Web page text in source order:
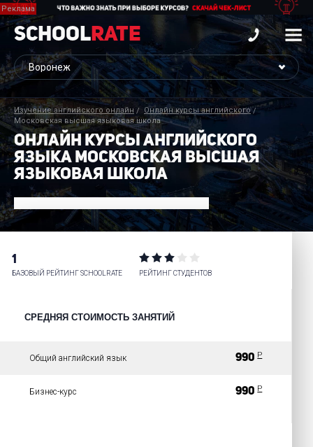
School Rate
Изучение английского онлайн
Онлайн курсы английского
Московская высшая языковая школа
ОНЛАЙН КУРСЫ АНГЛИЙСКОГО
ЯЗЫКА МОСКОВСКАЯ ВЫСШАЯ
ЯЗЫКОВАЯ ШКОЛА
1
БАЗОВЫЙ РЕЙТИНГ SCHOOLRATE РЕЙТИНГ СТУДЕНТОВ
СРЕДНЯЯ СТОИМОСТЬ ЗАНЯТИЙ
Общий английский язык 990 P
Бизнес-курс 990 P